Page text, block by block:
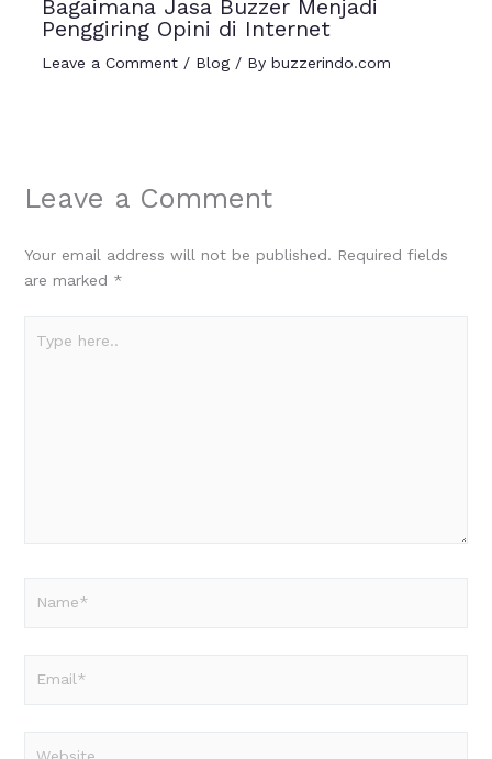
Bagaimana Jasa Buzzer Menjadi
Penggiring Opini di Internet
Leave a Comment / Blog/ By buzzerindo.com
Leave a Comment
Your email address will not be published. Required fields
are marked *
here..